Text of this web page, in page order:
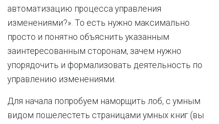
автоматизацию процесса управления
изменениями?». То есть нужно максимально
просто и понятно объяснить указанным
заинтересованным сторонам, зачем нужно
упорядочить и формализовать деятельность по
управлению изменениями.
Для начала попробуем наморщить лоб, с умным
видом пошелестеть страницами умных книг (вы